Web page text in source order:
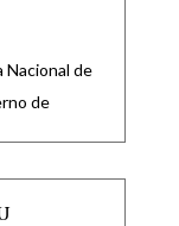
Nacional de
de